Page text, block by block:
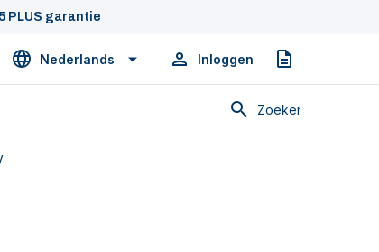
5 PLUS garantie
Nederlands Inloggen Offerte
Zoeken